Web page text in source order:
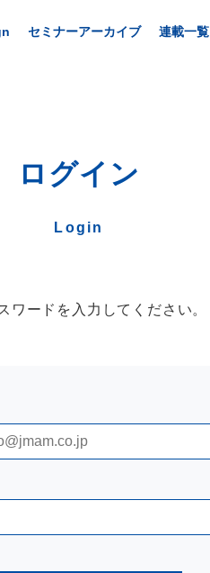
セミナーアーカイブ 連載一覧
ログイン
Login
ワードを入力してください。